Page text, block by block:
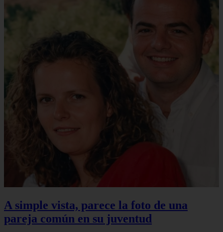
A simple vista, parece la foto de una
pareja común en su juventud